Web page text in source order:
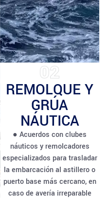
02
REMOLQUE Y
GRÚA
NÁUTICA
● Acuerdos con clubes
náuticos y remolcadores
especializados para trasladar
la embarcación al astillero o
puerto base más cercano, en
caso de avería irreparable